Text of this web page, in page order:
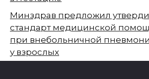
Минздрав предложил
стандарт медицинской
при внебольничной
у взрослых